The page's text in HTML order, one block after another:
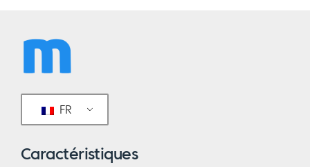
FR
Caractéristiques